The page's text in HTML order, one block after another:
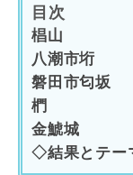
目次
椙山
八潮市垳
磐田市匂坂
椚
金鯱城
◇結果とテー